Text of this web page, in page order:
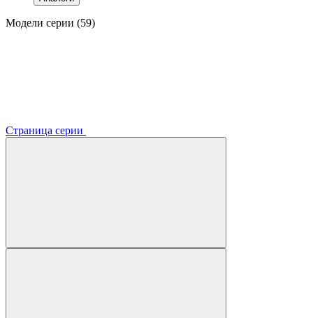
Модели серии (59)
Страница серии